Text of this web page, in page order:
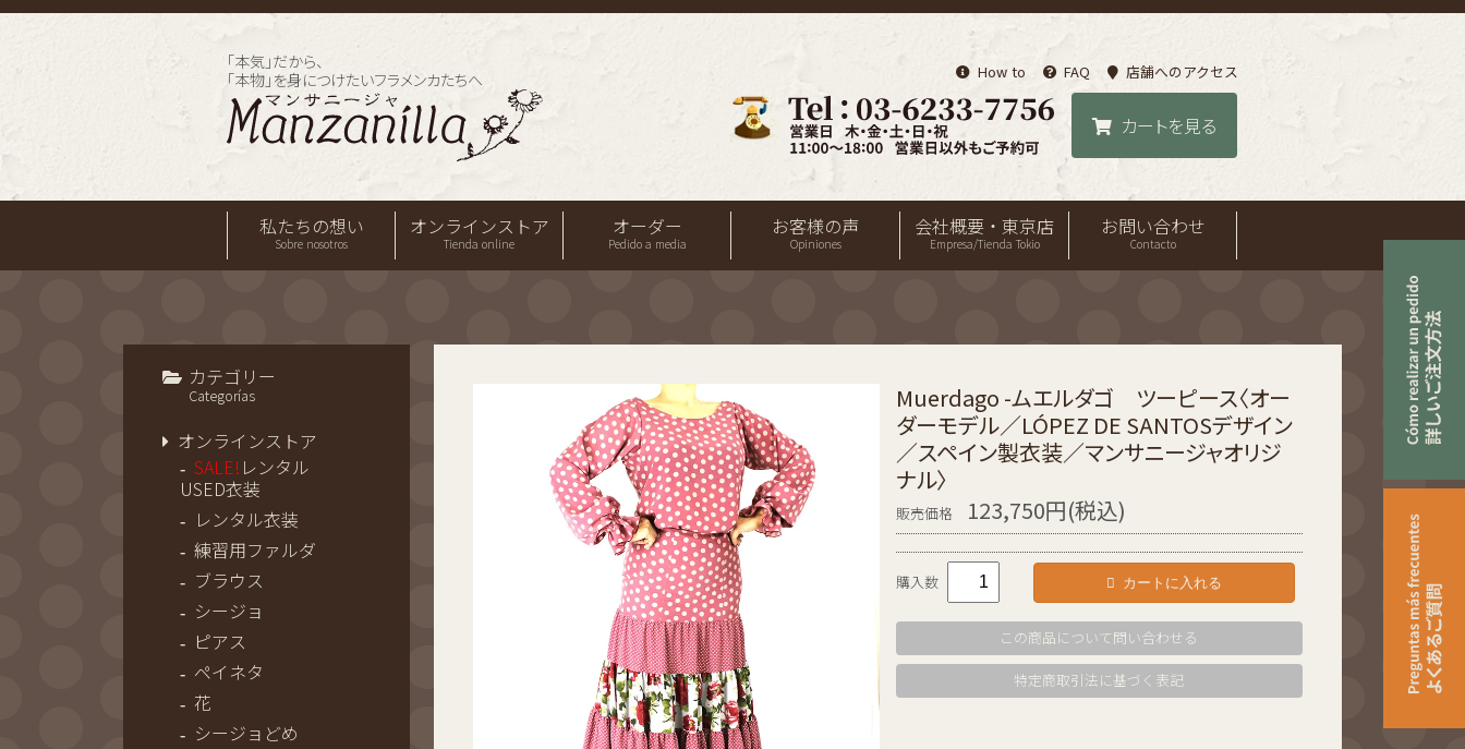
「本気」だから、
「本物」を身につけたいフラメンカたちへ
How to FAQ 店舗へのアクセス
カートを見る
私たちの想い
Sobre nosotros
オンラインストア
Tienda online
オーダー
Pedido a media
お客様の声
Opiniones
会社概要・東京店
Empresa/Tienda Tokio
お問い合わせ
Contacto
カテゴリー
Categorías
オンラインストア
SALE! レンタル
USED衣装
レンタル衣装
練習用ファルダ
ブラウス
シージョ
ピアス
ペイネタ
花
シージョどめ
Muerdago -ムエルダゴ ツーピース〈オー
ダーモデル／LÓPEZ DE SANTOSデザイン
／スペイン製衣装／マンサニージャオリジ
ナル〉
販売価格 123,750円(税込)
購入数 カートに入れる
この商品について問い合わせる
特定商取引法に基づく表記